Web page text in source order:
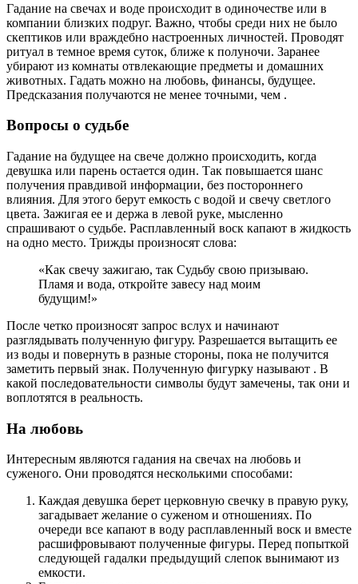
Гадание на свечах и воде происходит в одиночестве или в
компании близких подруг. Важно, чтобы среди них не было
скептиков или враждебно настроенных личностей. Проводят
ритуал в темное время суток, ближе к полуночи. Заранее
убирают из комнаты отвлекающие предметы и домашних
животных. Гадать можно на любовь, финансы, будущее.
Предсказания получаются не менее точными, чем .
Вопросы о судьбе
Гадание на будущее на свече должно происходить, когда
девушка или парень остается один. Так повышается шанс
получения правдивой информации, без постороннего
влияния. Для этого берут емкость с водой и свечу светлого
цвета. Зажигая ее и держа в левой руке, мысленно
спрашивают о судьбе. Расплавленный воск капают в жидкость
на одно место. Трижды произносят слова:
«Как свечу зажигаю, так Судьбу свою призываю.
Пламя и вода, откройте завесу над моим
будущим!»
После четко произносят запрос вслух и начинают
разглядывать полученную фигуру. Разрешается вытащить ее
из воды и повернуть в разные стороны, пока не получится
заметить первый знак. Полученную фигурку называют . В
какой последовательности символы будут замечены, так они и
воплотятся в реальность.
На любовь
Интересным являются гадания на свечах на любовь и
суженого. Они проводятся несколькими способами:
Каждая девушка берет церковную свечку в правую руку,
загадывает желание о суженом и отношениях. По
очереди все капают в воду расплавленный воск и вместе
расшифровывают полученные фигуры. Перед попыткой
следующей гадалки предыдущий слепок вынимают из
емкости.